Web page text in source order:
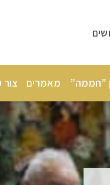
”חממה” מאמרים